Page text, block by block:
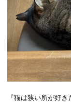
『猫は狭い所が好